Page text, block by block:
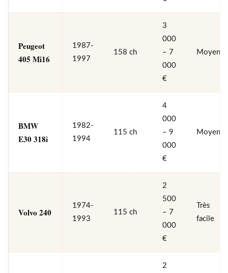
Peugeot
405 Mi16
1987-
1997
158 ch
3
000
– 7
000
€
Moyen
BMW
E30 318i
1982-
1994
115 ch
4
000
– 9
000
€
Moyen
Volvo 240
1974-
1993
115 ch
2
500
– 7
000
€
Très
facile
2